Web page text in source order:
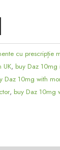
cu prescripție
UK, buy Daz 10mg
Daz 10mg with
, buy Daz 10mg